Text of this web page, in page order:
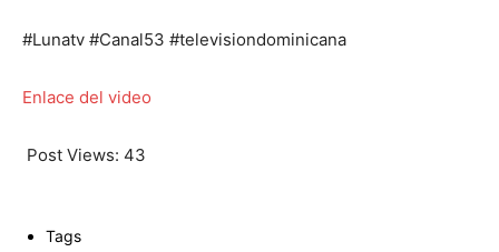
#Lunatv #Canal53 #televisiondominicana
Enlace del video
Post Views: 43
Tags